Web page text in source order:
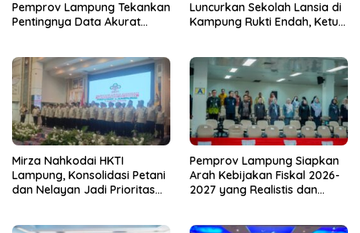
Pemprov Lampung Tekankan
Pentingnya Data Akurat
Luncurkan Sekolah Lansia di
Kampung Rukti Endah, Ketua
dari Desa
Mirza Nahkodai HKTI
Lampung, Konsolidasi Petani
dan Nelayan Jadi Prioritas
Pemprov Lampung Siapkan
Arah Kebijakan Fiskal 2026-
2027 yang Realistis dan